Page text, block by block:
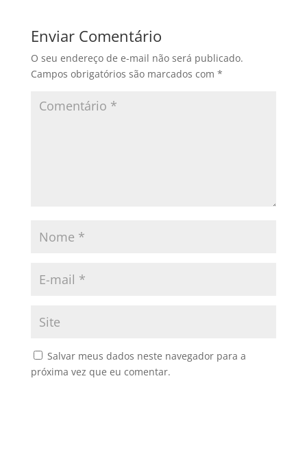
Enviar Comentário
O seu endereço de e-mail não será publicado.
Campos obrigatórios são marcados com *
Salvar meus dados neste navegador para a
próxima vez que eu comentar.